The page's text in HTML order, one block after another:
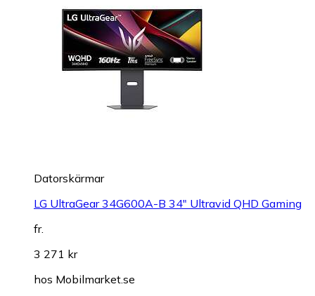
Datorskärmar
LG UltraGear 34G600A-B 34" Ultravid QHD Gaming
fr.
3 271 kr
hos Mobilmarket.se